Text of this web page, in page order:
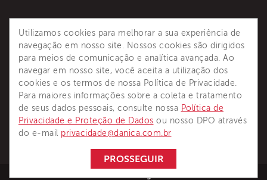
Dânica é reconhecida como principal referência de
soluções completas para sistemas termoisolantes.
Utilizamos cookies para melhorar a sua experiência de
navegação em nosso site. Nossos cookies são dirigidos
para meios de comunicação e analítica avançada. Ao
navegar em nosso site, você aceita a utilização dos
cookies e os termos de nossa Política de Privacidade.
Para maiores informações sobre a coleta e tratamento
de seus dados pessoais, consulte nossa Política de
Privacidade e Proteção de Dados ou nosso DPO através
do e-mail privacidade@danica.com.br
PROSSEGUIR